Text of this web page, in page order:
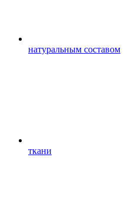
натуральным составом
ткани